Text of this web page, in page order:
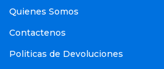
Quienes Somos
Contactenos
Politicas de Devoluciones